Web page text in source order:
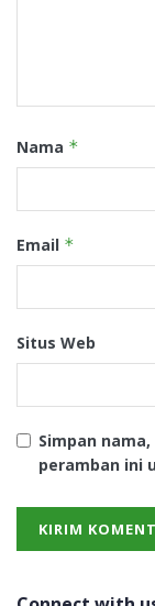
Nama *
Email *
Situs Web
Simpan
peramban ini